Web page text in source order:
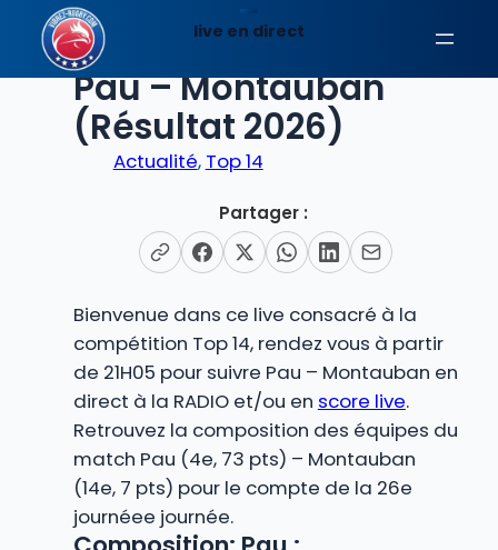
contenu
EN DIRECT
Pau – Montauban
(Résultat 2026)
Actualité, Top 14
Partager :
Bienvenue dans ce live consacré à la
compétition Top 14, rendez vous à partir
de 21H05 pour suivre Pau – Montauban en
direct à la RADIO et/ou en score live.
Retrouvez la composition des équipes du
match Pau (4e, 73 pts) – Montauban
(14e, 7 pts) pour le compte de la 26e
journéee journée.
live en direct